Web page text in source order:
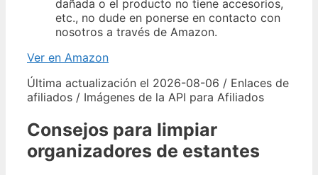
dañada o el producto no tiene accesorios,
etc., no dude en ponerse en contacto con
nosotros a través de Amazon.
Ver en Amazon
Última actualización el 2026-08-06 / Enlaces de
afiliados / Imágenes de la API para Afiliados
Consejos para limpiar
organizadores de estantes